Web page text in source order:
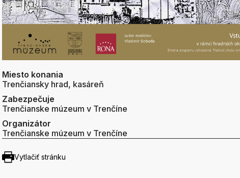
Miesto konania
Trenčiansky hrad, kasáreň
Zabezpečuje
Trenčianske múzeum v Trenčíne
Organizátor
Trenčianske múzeum v Trenčíne
Vytlačiť stránku